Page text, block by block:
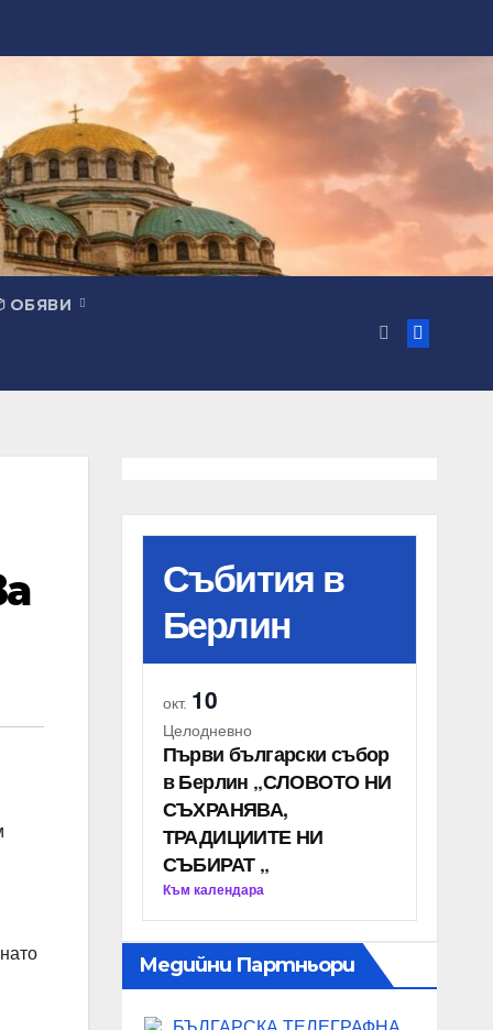
ОБЯВИ
Събития в
Берлин
окт. 10
Целодневно
Първи български събор
в Берлин „СЛОВОТО НИ
СЪХРАНЯВА,
ТРАДИЦИИТЕ НИ
СЪБИРАТ „
Към календара
Медийни Партньори